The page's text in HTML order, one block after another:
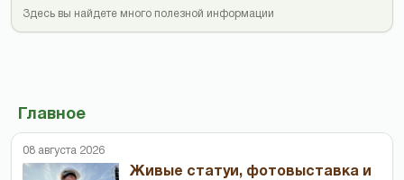
Здесь вы найдете много полезной информации
Главное
08 августа 2026
Живые статуи, фотовыставка и